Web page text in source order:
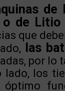
o de Litio
que
las
por lo
lado, los
óptimo